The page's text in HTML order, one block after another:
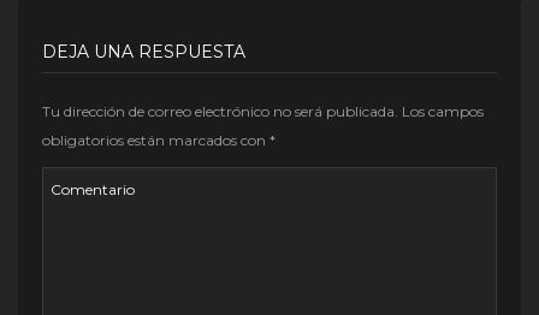
DEJA UNA RESPUESTA
Tu dirección de correo electrónico no será publicada. Los campos
obligatorios están marcados con *